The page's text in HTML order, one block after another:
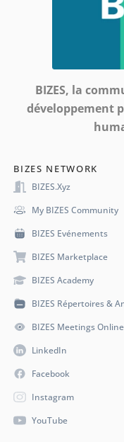
BIZES, la
développement
BIZES NETWORK
BIZES.xyz
My BIZES Community
BIZES Evénements
BIZES Marketplace
BIZES Academy
BIZES Répertoires &
BIZES Meetings Online
LinkedIn
Facebook
Instagram
YouTube